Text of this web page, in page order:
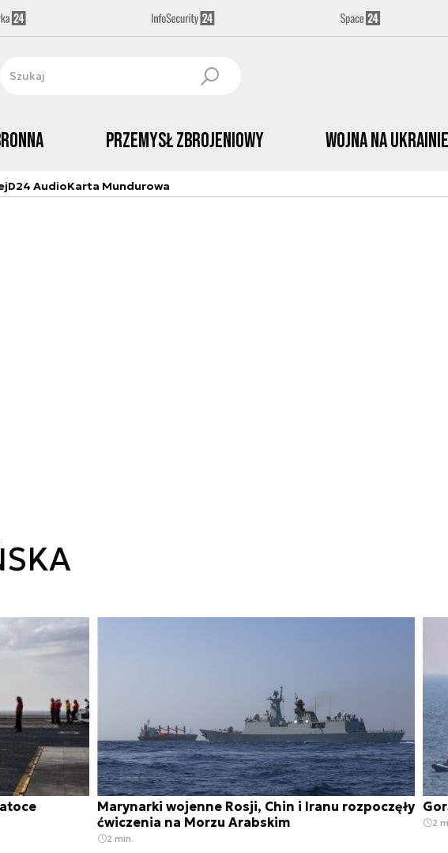
Przemysł Zbrojeniowy Wojna na Ukrainie
D24 AudioKarta Mundurowa
Marynarki wojenne Rosji, Chin i Iranu rozpoczęły
ćwiczenia na Morzu Arabskim
2 min.
2